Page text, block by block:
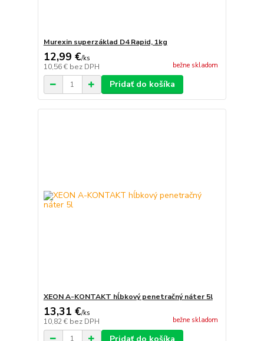
Murexin superzáklad D4 Rapid, 1kg
12,99 €/ks
10,56 € bez DPH bežne skladom
Pridať do košíka
XEON A-KONTAKT hĺbkový penetračný náter 5l
13,31 €/ks
10,82 € bez DPH bežne skladom